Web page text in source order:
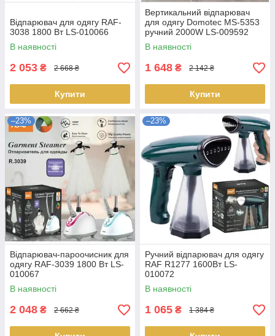
Відпарювач для одягу RAF-
3038 1800 Вт LS-010066
В наявності
2 053 ₴ 2 668 ₴
Купити
Вертикальний відпарювач
для одягу Domotec MS-5353
ручний 2000W LS-009592
В наявності
1 648 ₴ 2 142 ₴
Купити
–23%
Відпарювач-пароочисник для
одягу RAF-3039 1800 Вт LS-
010067
В наявності
2 048 ₴ 2 662 ₴
–23%
Ручний відпарювач для одягу
RAF R1277 1600Вт LS-
010072
В наявності
1 065 ₴ 1 384 ₴